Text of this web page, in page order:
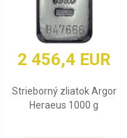
2 456,4 EUR
Strieborný zliatok Argor
Heraeus 1000 g